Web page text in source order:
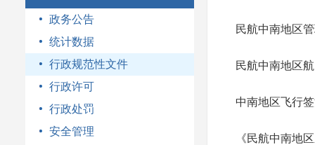
政务公告
统计数据
行政规范性文件
行政许可
行政处罚
安全管理
民航中南地区
民航中南地区
中南地区飞行
《民航中南地